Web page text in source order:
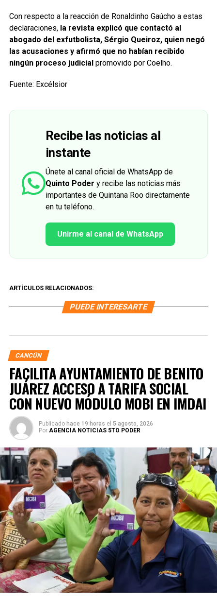
Con respecto a la reacción de Ronaldinho Gaúcho a estas
declaraciones, la revista explicó que contactó al
abogado del exfutbolista, Sérgio Queiroz, quien negó
las acusaciones y afirmó que no habían recibido
ningún proceso judicial promovido por Coelho.
Fuente: Excélsior
Recibe las noticias al
instante
Únete al canal oficial de WhatsApp de
Quinto Poder y recibe las noticias más
importantes de Quintana Roo directamente
en tu teléfono.
Unirme al canal de WhatsApp
ARTÍCULOS RELACIONADOS:
PUEDE INTERESARTE
CANCÚN
FACILITA AYUNTAMIENTO DE BENITO
JUÁREZ ACCESO A TARIFA SOCIAL
CON NUEVO MÓDULO MOBI EN IMDAI
Publicado hace 19 horas el 5 agosto, 2026
Por AGENCIA NOTICIAS 5TO PODER